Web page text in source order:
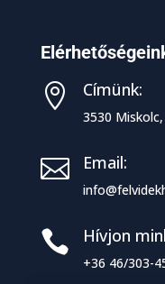
 Címünk:
3530
 Email:
 Hívjon
+36 46/303-